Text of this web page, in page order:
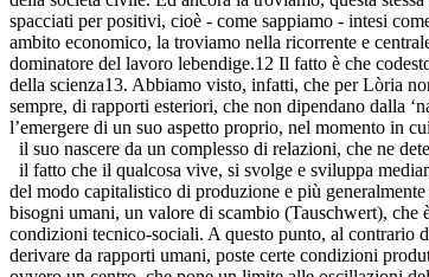
spacciati per positivi, cioè - come sappiamo - intesi
ambito economico, la troviamo nella ricorrente e
dominatore del lavoro lebendige.12 Il fatto è che
della scienza13. Abbiamo visto, infatti, che per Lòria
sempre, di rapporti esteriori, che non dipendano dalla
l’emergere di un suo aspetto proprio, nel momento in
il suo nascere da un complesso di relazioni, che ne
il fatto che il qualcosa vive, si svolge e sviluppa
del modo capitalistico di produzione e più
bisogni umani, un valore di scambio (Tauschwert), che
condizioni tecnico-sociali. A questo punto, al contrario
derivare da rapporti umani, poste certe condizioni